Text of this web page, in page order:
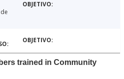
trained in Community